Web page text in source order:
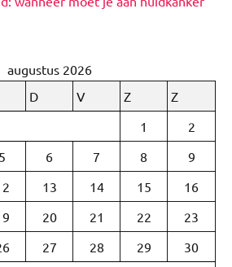
augustus 2026
D V Z
Z
1
2
5 6 7 8
9
13 14 15
16
20 21 22
23
27 28 29
30